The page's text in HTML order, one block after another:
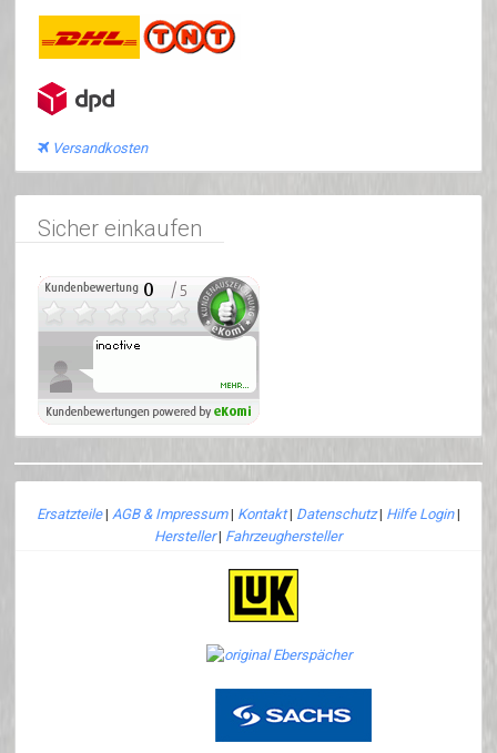
Versandkosten
Sicher einkaufen
Ersatzteile| AGB & Impressum| Kontakt| Datenschutz| Hilfe Login|
Hersteller| Fahrzeughersteller